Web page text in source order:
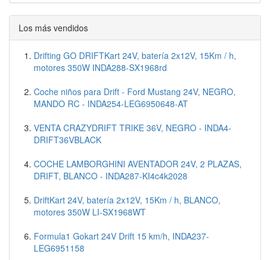
Los más vendidos
Drifting GO DRIFTKart 24V, batería 2x12V, 15Km / h,
motores 350W INDA288-SX1968rd
Coche niños para Drift - Ford Mustang 24V, NEGRO,
MANDO RC - INDA254-LEG6950648-AT
VENTA CRAZYDRIFT TRIKE 36V, NEGRO - INDA4-
DRIFT36VBLACK
COCHE LAMBORGHINI AVENTADOR 24V, 2 PLAZAS,
DRIFT, BLANCO - INDA287-KI4c4k2028
DriftKart 24V, batería 2x12V, 15Km / h, BLANCO,
motores 350W LI-SX1968WT
Formula1 Gokart 24V Drift 15 km/h, INDA237-
LEG6951158